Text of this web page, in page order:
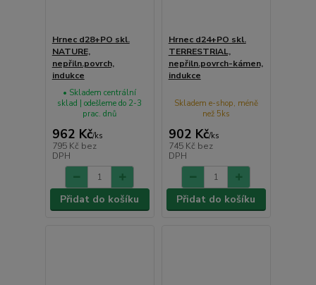
Hrnec d28+PO skl.
NATURE,
nepřiln.povrch,
indukce
962 Kč/ks
795 Kč bez
DPH
• Skladem centrální
sklad | odešleme do 2-3
prac. dnů
Přidat do košíku
Hrnec d24+PO skl.
TERRESTRIAL,
nepřiln.povrch-kámen,
indukce
902 Kč/ks
745 Kč bez
DPH
Skladem e-shop, méně
než 5ks
Přidat do košíku